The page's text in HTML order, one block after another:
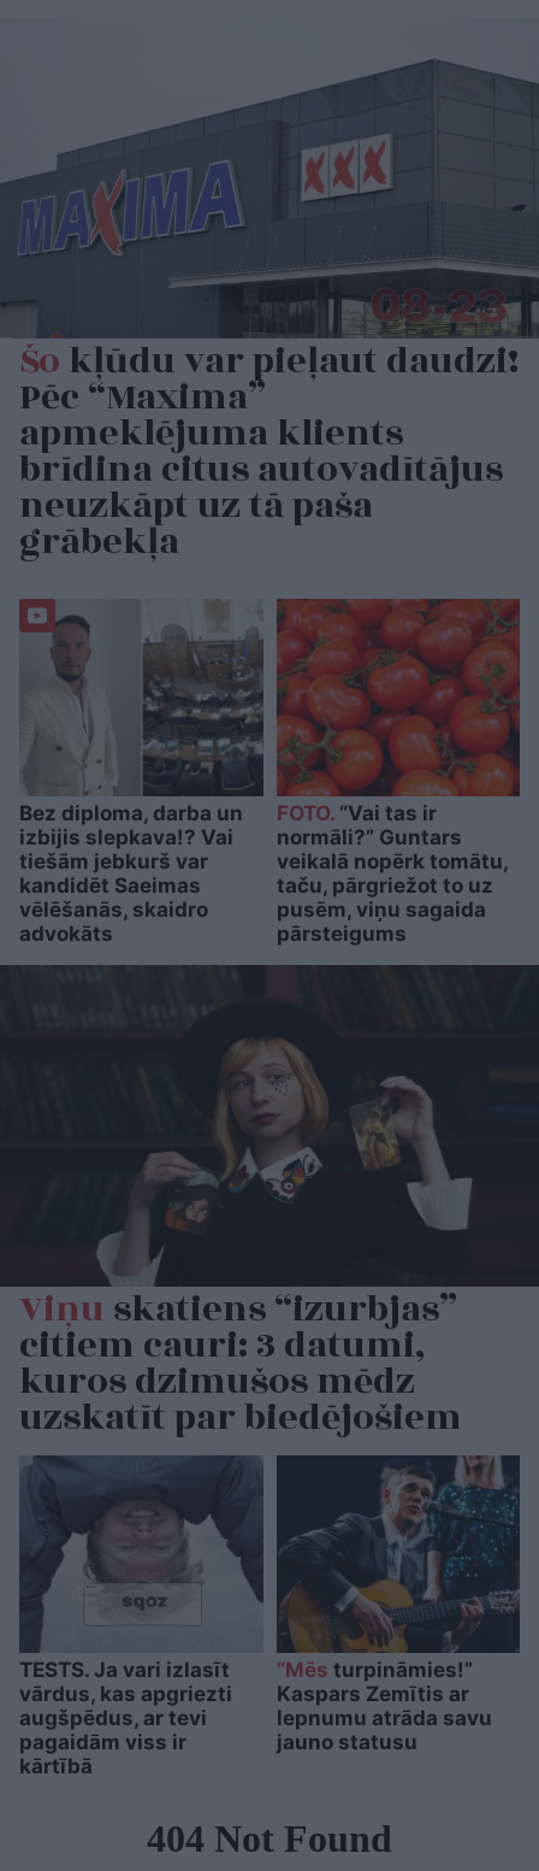
Šokļūdu var pieļaut daudzi!
Pēc “Maxima”
apmeklējuma klients
brīdina citus autovadītājus
neuzkāpt uz tā paša
grābekļa
Bez diploma, darba un
izbijis slepkava!? Vai
tiešām jebkurš var
kandidēt Saeimas
vēlēšanās, skaidro
advokāts
FOTO.“Vai tas ir
normāli?” Guntars
veikalā nopērk tomātu,
taču, pārgriežot to uz
pusēm, viņu sagaida
pārsteigums
Viņuskatiens “izurbjas”
citiem cauri: 3 datumi,
kuros dzimušos mēdz
uzskatīt par biedējošiem
TESTS. Ja vari izlasīt
vārdus, kas apgriezti
augšpēdus, ar tevi
pagaidām viss ir
kārtībā
“Mēs turpināmies!”
Kaspars Zemītis ar
lepnumu atrāda savu
jauno statusu